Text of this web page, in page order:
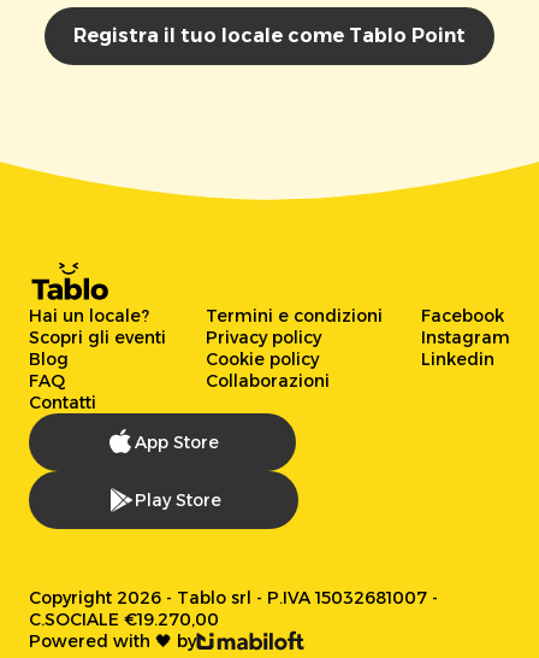
Registra il tuo locale come Tablo Point
Hai un locale?
Scopri gli eventi
Blog
FAQ
Contatti
Termini e condizioni
Privacy policy
Cookie policy
Collaborazioni
Facebook
Instagram
Linkedin
App Store
Play Store
Copyright 2026 - Tablo srl - P.IVA 15032681007 -
C.SOCIALE €19.270,00
Powered with 🖤 by